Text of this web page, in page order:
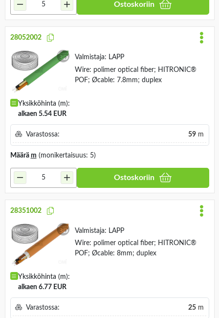
Ostoskoriin
28052002
Valmistaja: LAPP
Wire: polimer optical fiber; HITRONIC®
POF; Øcable: 7.8mm; duplex
Yksikköhinta (m):
alkaen 5.54 EUR
Varastossa: 59m
Määrä m (monikertaisuus: 5)
Ostoskoriin
28351002
Valmistaja: LAPP
Wire: polimer optical fiber; HITRONIC®
POF; Øcable: 8mm; duplex
Yksikköhinta (m):
alkaen 6.77 EUR
Varastossa: 25m